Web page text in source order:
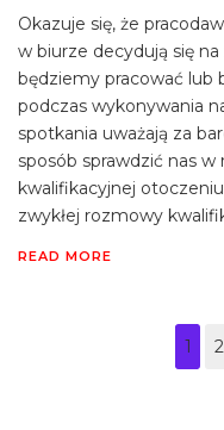
Okazuje się, że
w biurze decydują się
będziemy pracować lub
podczas wykonywania
spotkania uważają za
sposób sprawdzić nas
kwalifikacyjnej
zwykłej rozmowy
READ MORE
1 2